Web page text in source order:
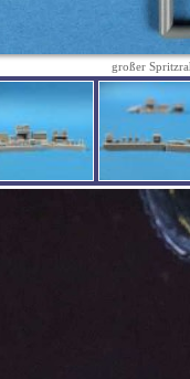
großer